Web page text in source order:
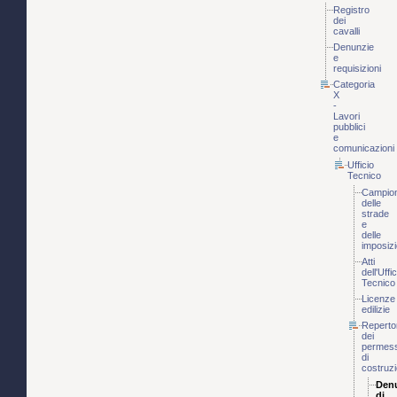
Registro
dei
cavalli
Denunzie
e
requisizioni
Categoria
X
-
Lavori
pubblici
e
comunicazioni
Ufficio
Tecnico
delle
strade
e
delle
Atti
Tecnico
Licenze
edilizie
dei
di